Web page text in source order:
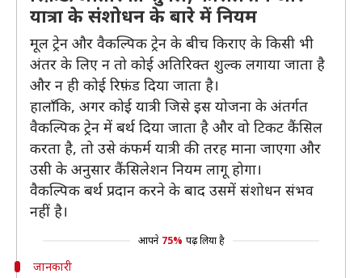
यात्रा के संशोधन के बारे में नियम
मूल ट्रेन और वैकल्पिक ट्रेन के बीच किराए के किसी भी
अंतर के लिए न तो कोई अतिरिक्त शुल्क लगाया जाता है
और न ही कोई रिफ़ंड दिया जाता है।
हालाँकि, अगर कोई यात्री जिसे इस योजना के अंतर्गत
वैकल्पिक ट्रेन में बर्थ दिया जाता है और वो टिकट कैंसिल
करता है, तो उसे कंफर्म यात्री की तरह माना जाएगा और
उसी के अनुसार कैंसिलेशन नियम लागू होगा।
वैकल्पिक बर्थ प्रदान करने के बाद उसमें संशोधन संभव
नहीं है।
आपने 75% पढ़ लिया है
जानकारी